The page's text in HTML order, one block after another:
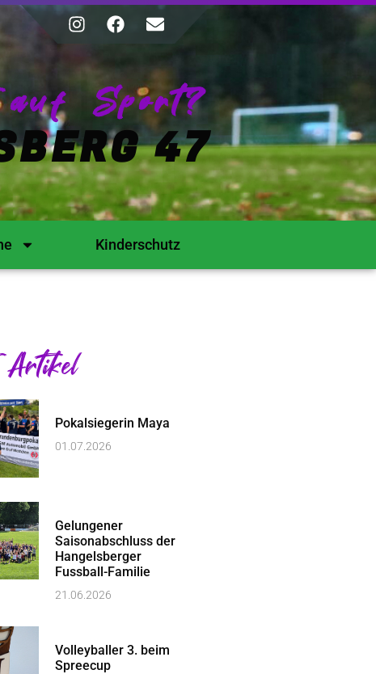
Sport?
47
Kinderschutz
Artikel
Pokalsiegerin Maya
01.07.2026
Gelungener
Saisonabschluss der
Hangelsberger
Fussball-Familie
21.06.2026
Volleyballer 3. beim
Spreecup